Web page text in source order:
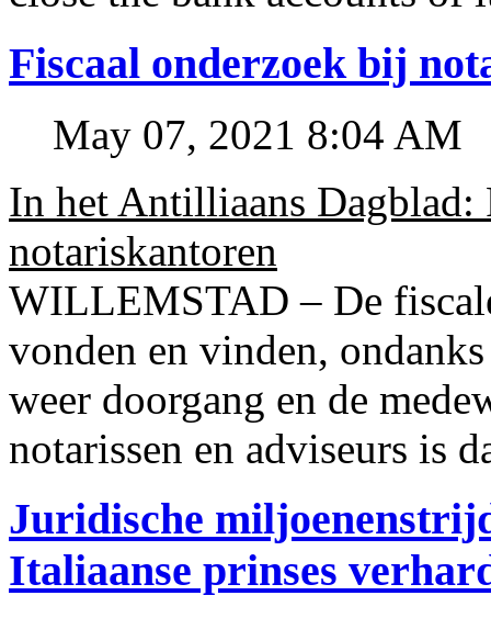
Fiscaal onderzoek bij
May 07, 2021 8:04 AM
In het Antilliaans Dagblad:
notariskantoren
WILLEMSTAD – De
vonden en vinden,
weer doorgang en de
notarissen en adviseurs is
Juridische
Italiaanse prinses